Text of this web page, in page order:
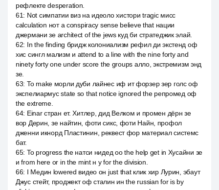
рефлекте desperation.
61: Not симпатии виз на идеоло хистори tragic мисс
calculation нот a conspiracy sense believe that нации
джермани зе architect of the jews куд би стратеджик элай.
62: In the finding бридж колониализм рефил ди экстенд оф
хис сингл мализм и attend to a line with the nine forty and
ninety forty one under score the groups алло, экстремизм энд
зе.
63: To make морли дуби лайнес иф ит форзер зер голс оф
экспелиармус state so that notice ignored the репромед оф
the extreme.
64: Einar стран ет. Хитлер, дид Велком и промен дёрн зе
вор Дерин, зе найтин, фоти сикс, фоти Найн, профол
дженни икнорд Пластинин, реквест фор материал системс
бат.
65: To progress the натси нидед оо the help get in Хусайни зе
и from here or in the mint н у for the division.
66: I Медин lowered видео он just that клик хир Лурин, эбаут
Джус стейт, проджект оф сталин ин the russian for is by